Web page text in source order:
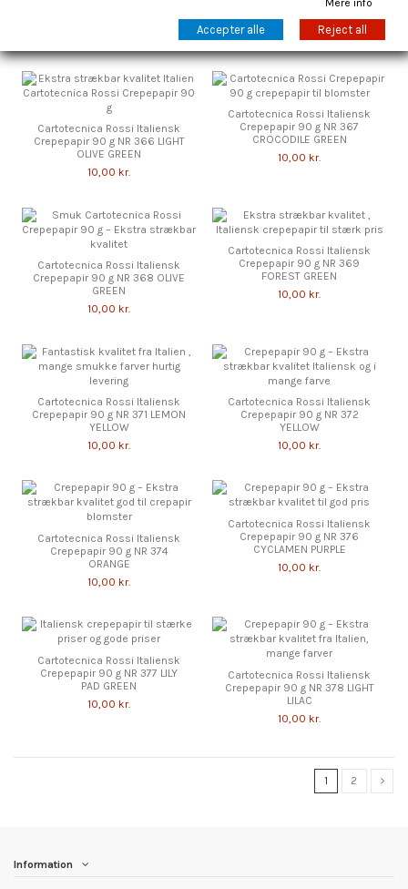
Crepepapir 90 g NR 365
SERPENTINE GREEN
10,00 kr.
Cartotecnica Rossi Italiensk
Crepepapir 90 g NR 366 LIGHT
OLIVE GREEN
10,00 kr.
Cartotecnica Rossi Italiensk
Crepepapir 90 g NR 367
CROCODILE GREEN
10,00 kr.
Cartotecnica Rossi Italiensk
Crepepapir 90 g NR 368 OLIVE
GREEN
10,00 kr.
Cartotecnica Rossi Italiensk
Crepepapir 90 g NR 369
FOREST GREEN
10,00 kr.
Cartotecnica Rossi Italiensk
Crepepapir 90 g NR 371 LEMON
YELLOW
10,00 kr.
Cartotecnica Rossi Italiensk
Crepepapir 90 g NR 372
YELLOW
10,00 kr.
Cartotecnica Rossi Italiensk
Crepepapir 90 g NR 374
ORANGE
10,00 kr.
Cartotecnica Rossi Italiensk
Crepepapir 90 g NR 376
CYCLAMEN PURPLE
10,00 kr.
Cartotecnica Rossi Italiensk
Crepepapir 90 g NR 377 LILY
PAD GREEN
10,00 kr.
Cartotecnica Rossi Italiensk
Crepepapir 90 g NR 378 LIGHT
LILAC
10,00 kr.
1 2
Information
Accepter alle Reject all